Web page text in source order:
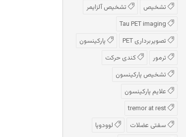
تشخیص
تشخیص آلزایمر
تصویربرداری PET
پارکینسون
ترمور
کندی حرکت
تشخیص پارکینسون
علایم پارکینسون
سفتی عضلات
لوودوپا